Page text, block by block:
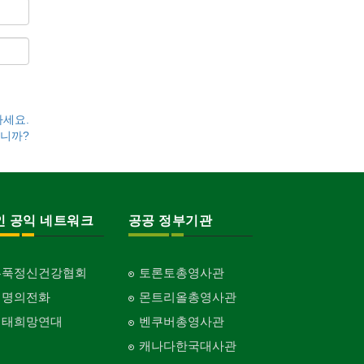
요.
까?
공익 네트워크
정신건강협회
의전화
희망연대
공공 정부기관
토론토총영사관
몬트리올총영사관
벤쿠버총영사관
캐나다한국대사관